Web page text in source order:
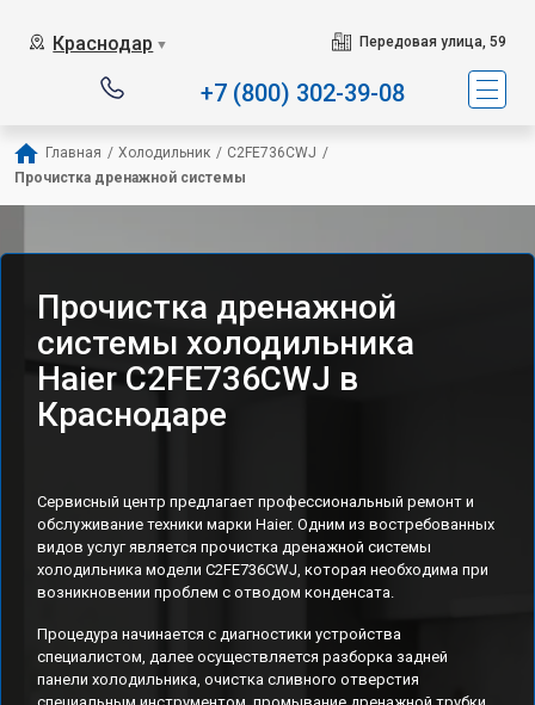
Краснодар ▼ Передовая улица, 59
+7 (800) 302-39-08
Главная / Холодильник / C2FE736CWJ /
Прочистка дренажной системы
Прочистка дренажной
системы холодильника
Haier C2FE736CWJ в
Краснодаре
Сервисный центр предлагает профессиональный ремонт и
обслуживание техники марки Haier. Одним из востребованных
видов услуг является прочистка дренажной системы
холодильника модели C2FE736CWJ, которая необходима при
возникновении проблем с отводом конденсата.
Процедура начинается с диагностики устройства
специалистом, далее осуществляется разборка задней
панели холодильника, очистка сливного отверстия